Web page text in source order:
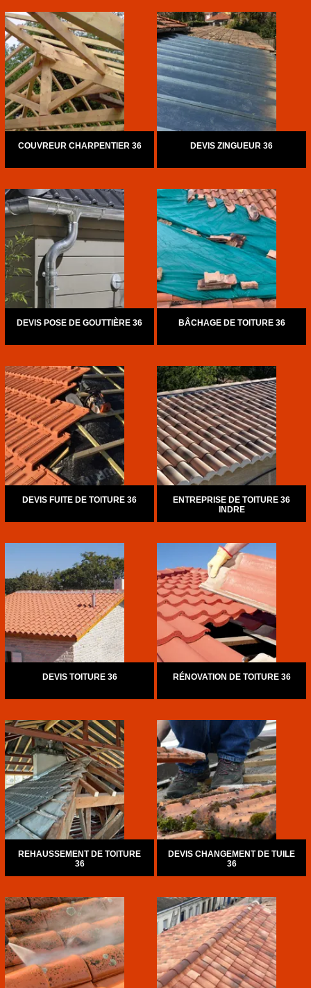
COUVREUR CHARPENTIER 36 DEVIS ZINGUEUR 36
DEVIS POSE DE GOUTTIÈRE 36 BÂCHAGE DE TOITURE 36
DEVIS FUITE DE TOITURE 36
ENTREPRISE DE TOITURE 36
INDRE
DEVIS TOITURE 36 RÉNOVATION DE TOITURE 36
REHAUSSEMENT DE TOITURE
36
DEVIS CHANGEMENT DE TUILE
36